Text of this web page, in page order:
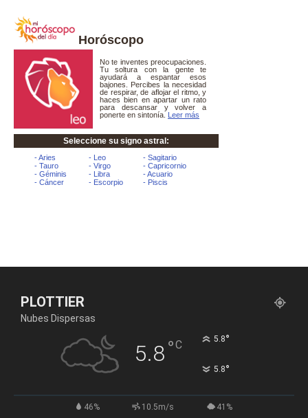
Horóscopo
PLOTTIER
Nubes Dispersas
5.8°C 5.8°
5.8°
46% 10.5m/s 41%